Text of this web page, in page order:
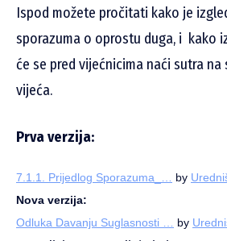
Ispod možete pročitati kako je
sporazuma o oprostu duga, i kako
će se pred vijećnicima naći sutra na
vijeća.
Prva verzija:
7.1.1. Prijedlog Sporazuma_… by
Nova verzija:
Odluka Davanju Suglasnosti …
by